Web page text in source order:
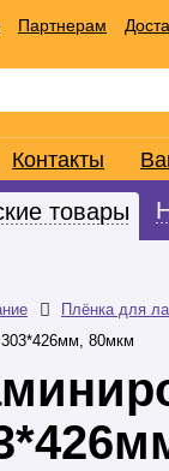
Партнерам
Контакты
товары
Плёнка для
80мкм